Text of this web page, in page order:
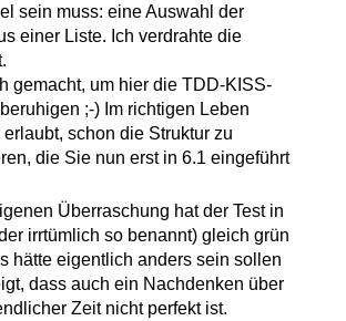
sein muss: eine Auswahl der
einer Liste. Ich verdrahte die
gemacht, um hier die TDD-KISS-
;-) Im richtigen Leben
erlaubt, schon die Struktur zu
die Sie nun erst in 6.1 eingeführt
Überraschung hat der Test in
irrtümlich so benannt) gleich grün
hätte eigentlich anders sein sollen
dass auch ein Nachdenken über
Zeit nicht perfekt ist.